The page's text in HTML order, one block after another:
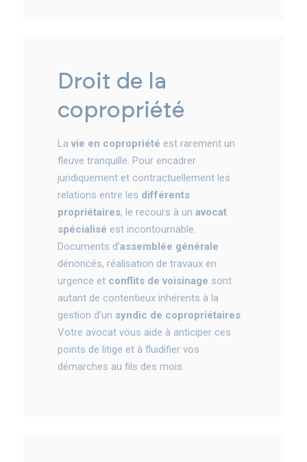
droit de la
copropriété
La vie en copropriété est rarement un
fleuve tranquille. Pour encadrer
juridiquement et contractuellement les
relations entre les différents
propriétaires, le recours à unavocat
spécialisé est incontournable.
Documents d’assemblée générale
dénoncés, réalisation de travaux en
urgence et conflits de voisinage sont
autant de contentieux inhérents à la
gestion d’un syndic de copropriétaires.
Votre avocat vous aide à anticiper ces
points de litige et à fluidifier vos
démarches au fils des mois.